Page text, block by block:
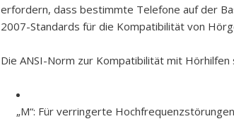
erfordern, dass bestimmte Telefone auf der
2007-Standards für die Kompatibilität von
Die ANSI-Norm zur Kompatibilität mit
„M“: Für verringerte